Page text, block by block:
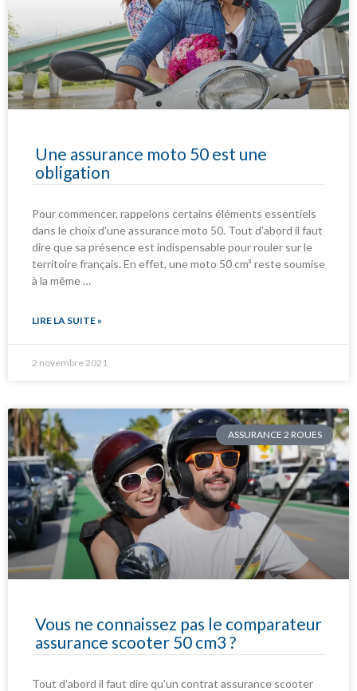
Une assurance moto 50 est une
obligation
Pour commencer, rappelons certains éléments essentiels
dans le choix d’une assurance moto 50. Tout d’abord il faut
dire que sa présence est indispensable pour rouler sur le
territoire français. En effet, une moto 50 cm³ reste soumise
à la même …
LIRE LA SUITE »
2 novembre 2021
ASSURANCE 2 ROUES
Vous ne connaissez pas le comparateur
assurance scooter 50 cm3 ?
Tout d’abord il faut dire qu’un contrat assurance scooter